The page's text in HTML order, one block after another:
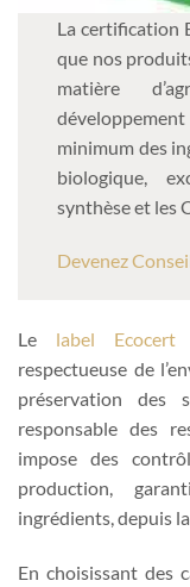
La certification
que nos
matière
minimum des
biologique,
synthèse et les
Devenez
Le label Ecocert
respectueuse de
préservation des
responsable des
impose des
production,
ingrédients, depuis
En choisissant des